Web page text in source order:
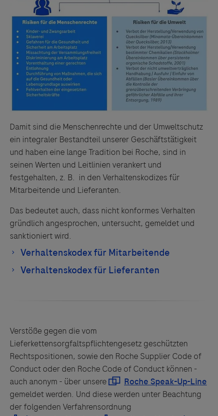
Damit sind die Menschenrechte und der Umweltschutz
ein integraler Bestandteil unserer Geschäftstätigkeit
und haben eine lange Tradition bei Roche, sind in
seinen Werten und Leitlinien verankert und
festgehalten, z. B. in den Verhaltenskodizes für
Mitarbeitende und Lieferanten.
Das bedeutet auch, dass nicht konformes Verhalten
gründlich angesprochen, untersucht, gemeldet und
sanktioniert wird.
Verstöße gegen die vom
Lieferkettensorgfaltspflichtengesetz geschützten
Rechtspositionen, sowie den Roche Supplier Code of
Conduct oder den Roche Code of Conduct können -
auch anonym - über unsere
gemeldet werden. Und diese werden unter Beachtung
der folgenden Verfahrensordnung